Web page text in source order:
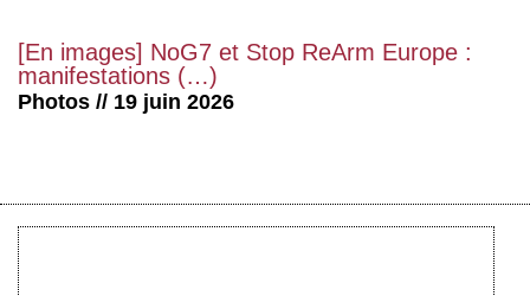
[En images] NoG7 et Stop ReArm Europe :
manifestations (…)
Photos // 19 juin 2026